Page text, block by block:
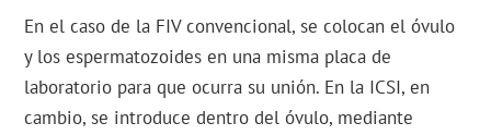
En el caso de la FIV convencional, se colocan el óvulo
y los espermatozoides en una misma placa de
laboratorio para que ocurra su unión. En la ICSI, en
cambio, se introduce dentro del óvulo, mediante